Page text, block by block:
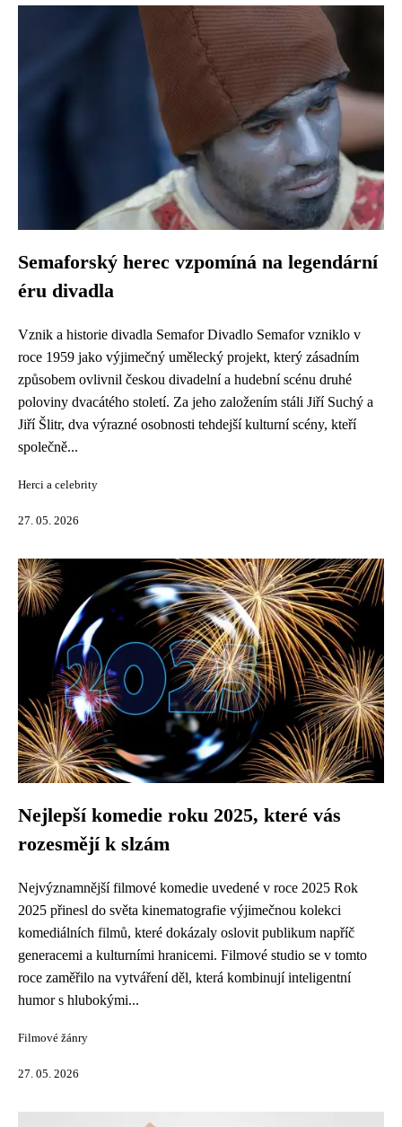
Semaforský herec vzpomíná na legendární
éru divadla
Vznik a historie divadla Semafor Divadlo Semafor vzniklo v
roce 1959 jako výjimečný umělecký projekt, který zásadním
způsobem ovlivnil českou divadelní a hudební scénu druhé
poloviny dvacátého století. Za jeho založením stáli Jiří Suchý a
Jiří Šlitr, dva výrazné osobnosti tehdejší kulturní scény, kteří
společně...
Herci a celebrity
27. 05. 2026
Nejlepší komedie roku 2025, které vás
rozesmějí k slzám
Nejvýznamnější filmové komedie uvedené v roce 2025 Rok
2025 přinesl do světa kinematografie výjimečnou kolekci
komediálních filmů, které dokázaly oslovit publikum napříč
generacemi a kulturními hranicemi. Filmové studio se v tomto
roce zaměřilo na vytváření děl, která kombinují inteligentní
humor s hlubokými...
Filmové žánry
27. 05. 2026